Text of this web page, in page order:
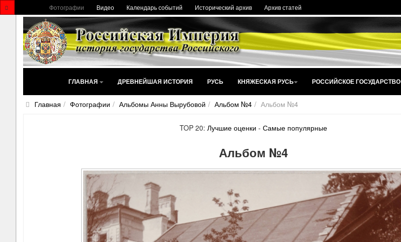
Фотографии Видео Календарь событий Исторический архив Архив статей
ГЛАВНАЯ ДРЕВНЕЙШАЯ ИСТОРИЯ РУСЬ КНЯЖЕСКАЯ РУСЬ РОССИЙСКОЕ ГОСУДАРСТВО
Главная Фотографии Альбомы Анны Вырубовой Альбом №4 Альбом №4
TOP 20:Лучшие оценки -Самые популярные
Альбом №4